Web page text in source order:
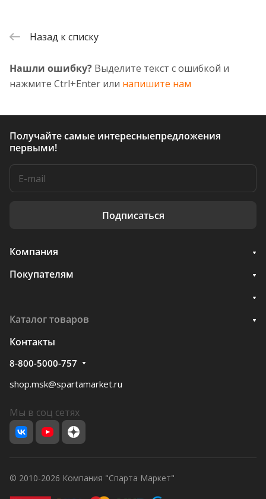
Назад к списку
Нашли ошибку? Выделите текст с ошибкой и
нажмите Ctrl+Enter или напишите нам
Получайте самые интересныепредложения
первыми!
Подписаться
Компания
Покупателям
Каталог товаров
Контакты
8-800-5000-757
shop.msk@spartamarket.ru
Мы в соц сетях
© 2010-2026 Компания "Спарта Маркет"